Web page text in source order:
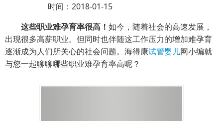
时间：2018-01-15
这些职业难孕育率很高！ 如今，随着社会的高速发展，
出现很多高薪职业。但同时也伴随这工作压力的增加难孕育
逐渐成为人们所关心的社会问题。海得康试管婴儿网小编就
与您一起聊聊哪些职业难孕育率高呢？